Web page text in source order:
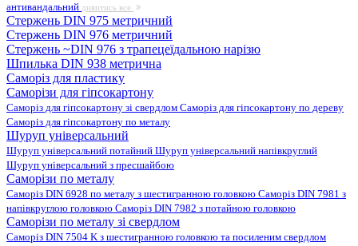
антивандальний дивитись все
Стержень DIN 975 метричний
Стержень DIN 976 метричний
Стержень ~DIN 976 з трапецеїдальною нарізю
Шпилька DIN 938 метрична
Саморіз для пластику
Саморізи для гіпсокартону
Саморіз для гіпсокартону зі свердлом Саморіз для гіпсокартону по дереву
Саморіз для гіпсокартону по металу
Шуруп універсальний
Шуруп універсальний потайний Шуруп універсальний напівкруглий
Шуруп універсальний з пресшайбою
Саморізи по металу
Саморіз DIN 6928 по металу з шестигранною головкою Саморіз DIN 7981 з
напівкруглою головкою Саморіз DIN 7982 з потайною головкою
Саморізи по металу зі свердлом
Саморіз DIN 7504 K з шестигранною головкою та посиленим свердлом